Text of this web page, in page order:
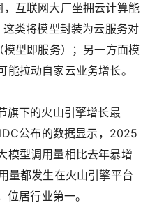
互联网大厂坐拥云计算能
类将模型封装为云服务对
型即服务）；另一方面模
拉动自家云业务增长。
旗下的火山引擎增长最
公布的数据显示，2025
模型调用量相比去年暴增
量都发生在火山引擎平台
居行业第一。